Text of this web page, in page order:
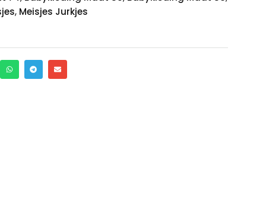
, Meisjes Jurkjes